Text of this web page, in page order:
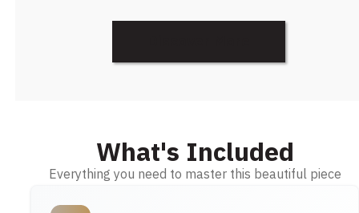
What's Included
Everything you need to master this beautiful piece